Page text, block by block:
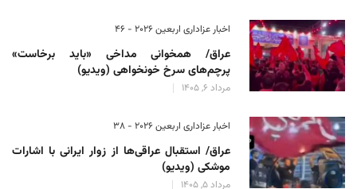
اخبار عزاداری اربعین ۲۰۲۶ - 46
عراق/ همخوانی مداخی «باید برخاست»
پرچم‌های سرخ خونخواهی (ویدیو)
مرداد 6, 1405
اخبار عزاداری اربعین ۲۰۲۶ - 38
عراق/ استقبال عراقی‌ها از زوار ایرانی با اشارات
موشکی (ویدیو)
مرداد 5, 1405